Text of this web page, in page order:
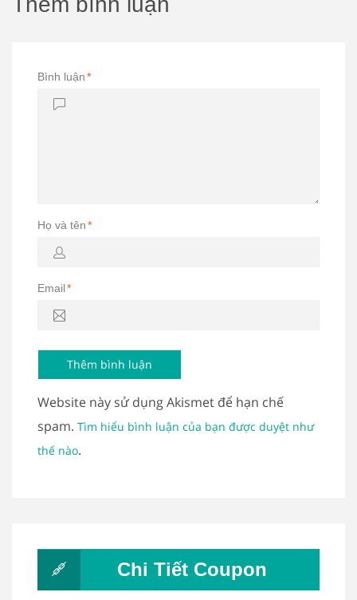
Bình luận*
Họ và tên*
Email*
Website này sử dụng Akismet để hạn chế
spam. Tìm hiểu bình luận của bạn được duyệt như
thế nào.
Chi Tiết Coupon